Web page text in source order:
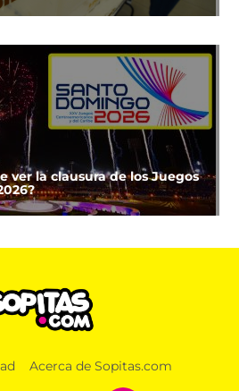
ver la clausura de los Juegos
Acerca de Sopitas.com